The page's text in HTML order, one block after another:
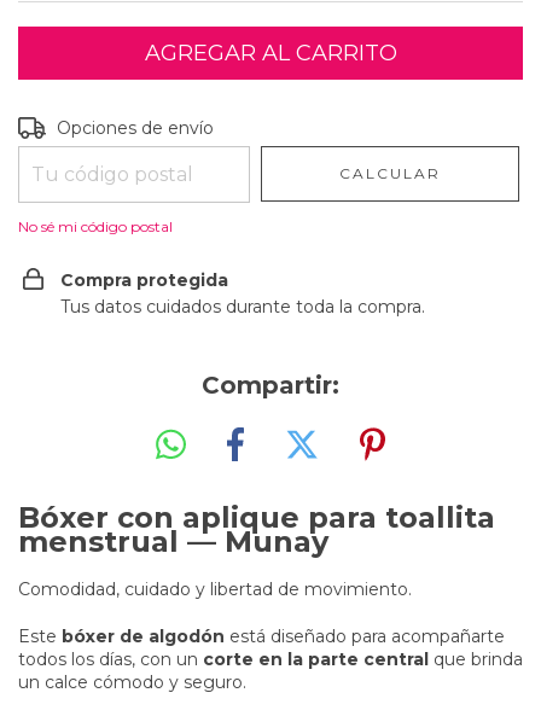
Entregas para el CP:
Opciones de envío
CALCULAR
No sé mi código postal
Compra protegida
Tus datos cuidados durante toda la compra.
Compartir:
Bóxer con aplique para toallita
menstrual — Munay
Comodidad, cuidado y libertad de movimiento.
Este bóxer de algodón está diseñado para acompañarte
todos los días, con un corte en la parte central que brinda
un calce cómodo y seguro.